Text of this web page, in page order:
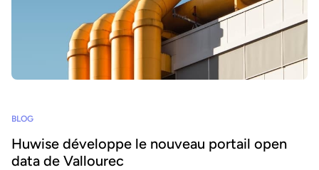
BLOG
Huwise développe le nouveau portail open
data de Vallourec